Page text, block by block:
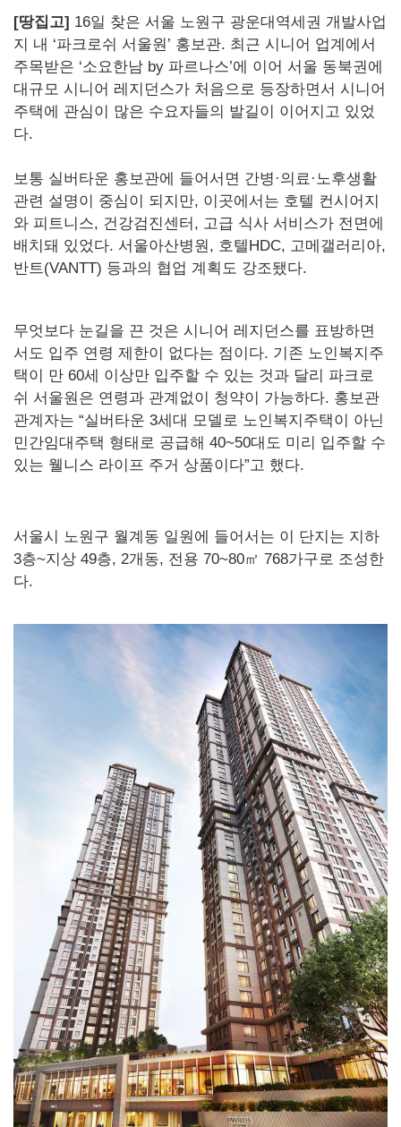
[땅집고] 16일 찾은 서울 노원구 광운대역세권 개발사업
지 내 ‘파크로쉬 서울원’ 홍보관. 최근 시니어 업계에서
주목받은 ‘소요한남 by 파르나스’에 이어 서울 동북권에
대규모 시니어 레지던스가 처음으로 등장하면서 시니어
주택에 관심이 많은 수요자들의 발길이 이어지고 있었
다.
보통 실버타운 홍보관에 들어서면 간병·의료·노후생활
관련 설명이 중심이 되지만, 이곳에서는 호텔 컨시어지
와 피트니스, 건강검진센터, 고급 식사 서비스가 전면에
배치돼 있었다. 서울아산병원, 호텔HDC, 고메갤러리아,
반트(VANTT) 등과의 협업 계획도 강조됐다.
무엇보다 눈길을 끈 것은 시니어 레지던스를 표방하면
서도 입주 연령 제한이 없다는 점이다. 기존 노인복지주
택이 만 60세 이상만 입주할 수 있는 것과 달리 파크로
쉬 서울원은 연령과 관계없이 청약이 가능하다. 홍보관
관계자는 “실버타운 3세대 모델로 노인복지주택이 아닌
민간임대주택 형태로 공급해 40~50대도 미리 입주할 수
있는 웰니스 라이프 주거 상품이다”고 했다.
서울시 노원구 월계동 일원에 들어서는 이 단지는 지하
3층~지상 49층, 2개동, 전용 70~80㎡ 768가구로 조성한
다.